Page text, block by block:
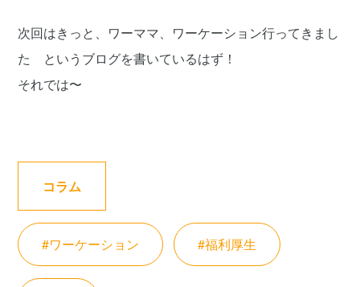
次回はきっと、ワーママ、ワーケーション行ってきまし
た というブログを書いているはず！
それでは〜
コラム
#ワーケーション #福利厚生